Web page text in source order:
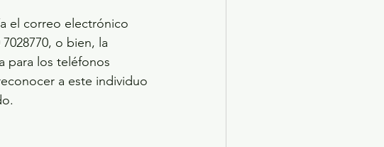
el correo electrónico
o bien, la
para los teléfonos
a este individuo
sea denunciado.